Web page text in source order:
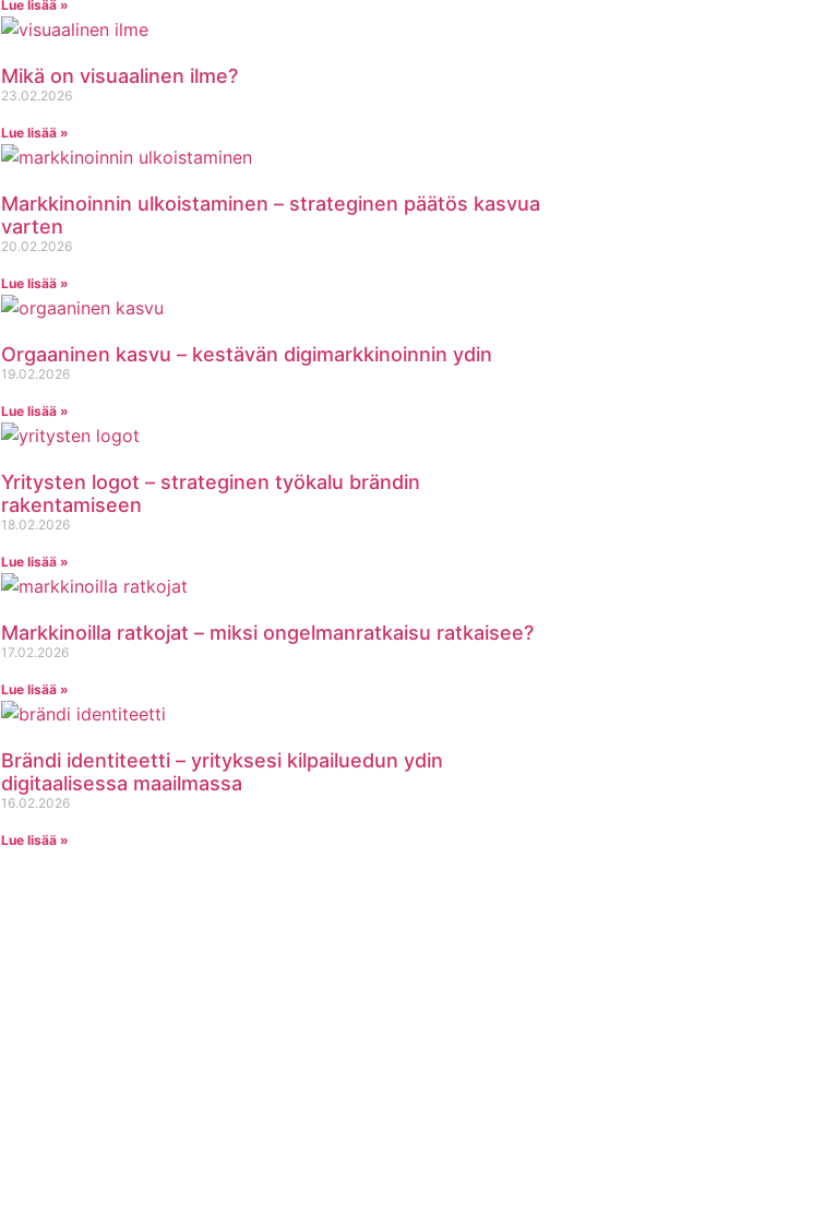
Lue lisää »
Mikä on visuaalinen ilme?
23.02.2026
Lue lisää »
Markkinoinnin ulkoistaminen – strateginen päätös kasvua
varten
20.02.2026
Lue lisää »
Orgaaninen kasvu – kestävän digimarkkinoinnin ydin
19.02.2026
Lue lisää »
Yritysten logot – strateginen työkalu brändin
rakentamiseen
18.02.2026
Lue lisää »
Markkinoilla ratkojat – miksi ongelmanratkaisu ratkaisee?
17.02.2026
Lue lisää »
Brändi identiteetti – yrityksesi kilpailuedun ydin
digitaalisessa maailmassa
16.02.2026
Lue lisää »